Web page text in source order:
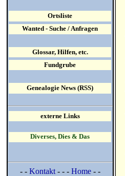
Ortsliste
Wanted - Suche / Anfragen
Glossar, Hilfen, etc.
Fundgrube
Genealogie News (RSS)
externe Links
Diverses, Dies & Das
- - Kontakt- - - Home- -